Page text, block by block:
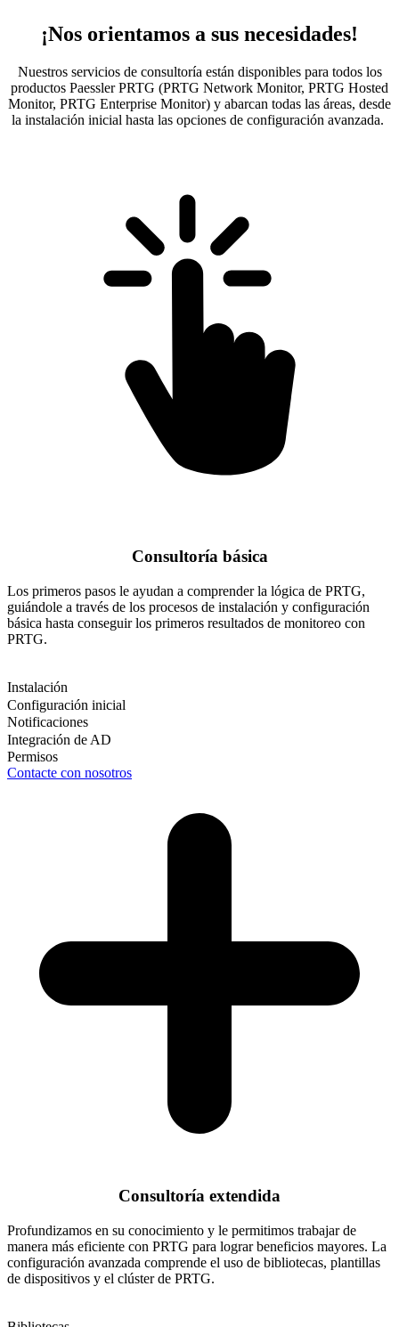
¡Nos orientamos a sus necesidades!
Nuestros servicios de consultoría están disponibles para todos los
productos Paessler PRTG (PRTG Network Monitor, PRTG Hosted
Monitor, PRTG Enterprise Monitor) y abarcan todas las áreas, desde
la instalación inicial hasta las opciones de configuración avanzada.
Consultoría básica
Los primeros pasos le ayudan a comprender la lógica de PRTG,
guiándole a través de los procesos de instalación y configuración
básica hasta conseguir los primeros resultados de monitoreo con
PRTG.
Instalación
Configuración inicial
Notificaciones
Integración de AD
Permisos
Contacte con nosotros
Consultoría extendida
Profundizamos en su conocimiento y le permitimos trabajar de
manera más eficiente con PRTG para lograr beneficios mayores. La
configuración avanzada comprende el uso de bibliotecas, plantillas
de dispositivos y el clúster de PRTG.